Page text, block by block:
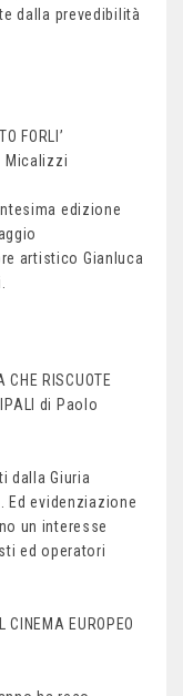
dalla prevedibilità
FORLI’
Micalizzi
edizione
artistico Gianluca
RISCUOTE
di Paolo
dalla Giuria
Ed evidenziazione
un interesse
ed operatori
CINEMA EUROPEO